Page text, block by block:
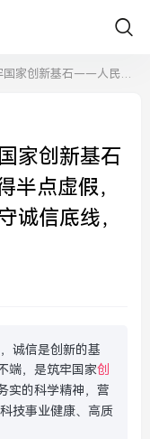
虚假，科研容不得半点虚假，坚守诚信底线，筑牢创新基石
家创新基石
点虚假，
诚信底线，
诚信是创新的基
端，是筑牢国家创
实的科学精神，营
技事业健康、高质